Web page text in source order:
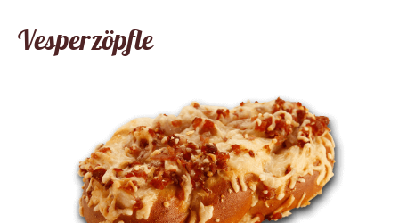
Vesperzöpfle